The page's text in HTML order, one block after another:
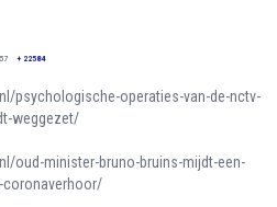
+ 22584
psychologische-operaties-van-de-nctv-
weggezet/
oud-minister-bruno-bruins-mijdt-een-
coronaverhoor/